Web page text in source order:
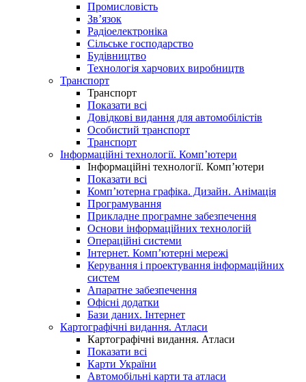
Промисловість
Зв’язок
Радіоелектроніка
Сільське господарство
Будівництво
Технологія харчових виробництв
Транспорт
Транспорт
Показати всі
Довідкові видання для автомобілістів
Особистий транспорт
Транспорт
Інформаційні технології. Комп’ютери
Інформаційні технології. Комп’ютери
Показати всі
Комп’ютерна графіка. Дизайн. Анімація
Програмування
Прикладне програмне забезпечення
Основи інформаційних технологій
Операційні системи
Інтернет. Комп’ютерні мережі
Керування і проектування інформаційних
систем
Апаратне забезпечення
Офісні додатки
Бази даних. Інтернет
Картографічні видання. Атласи
Картографічні видання. Атласи
Показати всі
Карти України
Автомобільні карти та атласи